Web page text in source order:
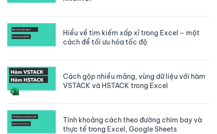
Hiểu về tìm kiếm xấp xỉ trong Excel – một
cách để tối ưu hóa tốc độ
Cách gộp nhiều mảng, vùng dữ liệu với hàm
VSTACK và HSTACK trong Excel
Tính khoảng cách theo đường chim bay và
thực tế trong Excel, Google Sheets